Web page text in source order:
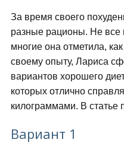
За время своего
разные рационы. Не все
многие она отметила,
своему опыту, Лариса
вариантов хорошего
которых отлично
килограммами. В статье
Вариант 1